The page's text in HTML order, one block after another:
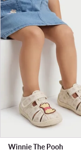
Winnie The Pooh